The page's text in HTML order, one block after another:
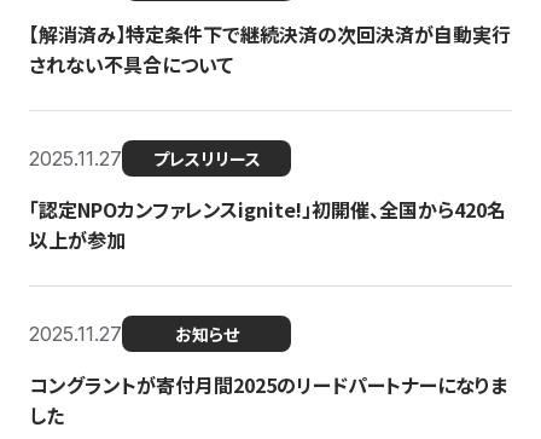
【解消済み】特定条件下で継続決済の次回決済が自動実行
されない不具合について
2025.11.27 プレスリリース
「認定NPOカンファレンスignite!」初開催、全国から420名
以上が参加
2025.11.27 お知らせ
コングラントが寄付月間2025のリードパートナーになりま
した